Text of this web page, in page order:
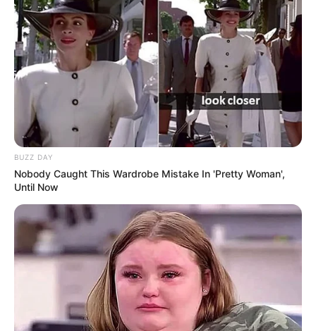
TAGS
ΕΥΒΟΙΑ
ΟΥΡΑΝΟΣ
ΤΑΥΤΟΤΗΤΑ ΚΑΙ ΕΠΙΚΟΙΝΩΝΙΑ ΟΡΟΙ ΧΡΗΣΗΣ
BUZZ DAY
Nobody Caught This Wardrobe Mistake In 'Pretty Woman',
Until Now